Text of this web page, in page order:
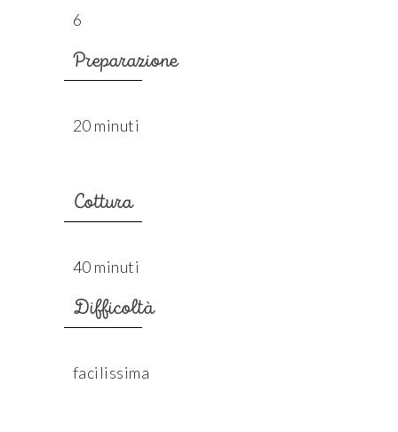
6
Preparazione
20 minuti
Cottura
40 minuti
Difficoltà
facilissima